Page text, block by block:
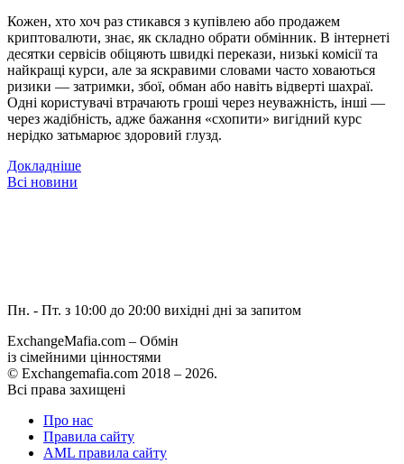
Кожен, хто хоч раз стикався з купівлею або продажем
криптовалюти, знає, як складно обрати обмінник. В інтернеті
десятки сервісів обіцяють швидкі перекази, низькі комісії та
найкращі курси, але за яскравими словами часто ховаються
ризики — затримки, збої, обман або навіть відверті шахраї.
Одні користувачі втрачають гроші через неуважність, інші —
через жадібність, адже бажання «схопити» вигідний курс
нерідко затьмарює здоровий глузд.
Докладніше
Всі новини
Пн. - Пт. з 10:00 до 20:00 вихідні дні за запитом
ExchangeMafia.com – Обмін
із сімейними цінностями
© Exchangemafia.com 2018 – 2026.
Всі права захищені
Про нас
Правила сайту
AML правила сайту